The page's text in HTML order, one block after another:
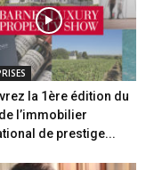
la 1ère édition du
l’immobilier
de prestige...